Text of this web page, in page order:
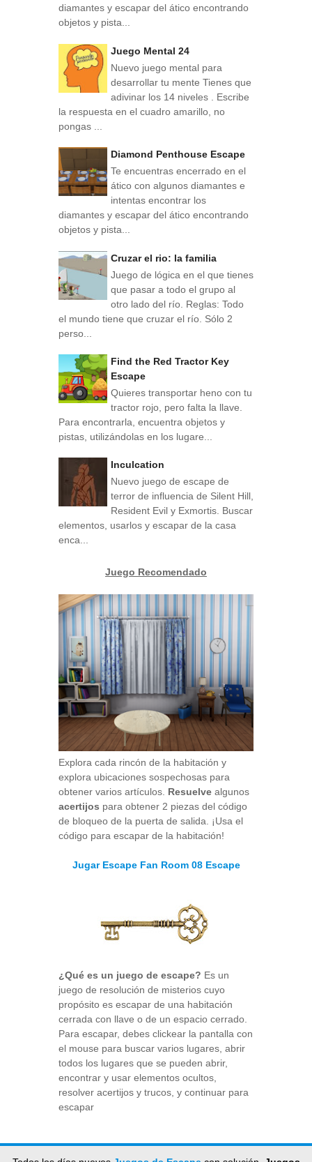
diamantes y escapar del ático encontrando
objetos y pista...
Juego Mental 24
Nuevo juego mental para
desarrollar tu mente Tienes que
adivinar los 14 niveles . Escribe
la respuesta en el cuadro amarillo, no
pongas ...
Diamond Penthouse Escape
Te encuentras encerrado en el
ático con algunos diamantes e
intentas encontrar los
diamantes y escapar del ático encontrando
objetos y pista...
Cruzar el rio: la familia
Juego de lógica en el que tienes
que pasar a todo el grupo al
otro lado del río. Reglas: Todo
el mundo tiene que cruzar el río. Sólo 2
perso...
Find the Red Tractor Key
Escape
Quieres transportar heno con tu
tractor rojo, pero falta la llave.
Para encontrarla, encuentra objetos y
pistas, utilizándolas en los lugare...
Inculcation
Nuevo juego de escape de
terror de influencia de Silent Hill,
Resident Evil y Exmortis. Buscar
elementos, usarlos y escapar de la casa
enca...
Juego Recomendado
Explora cada rincón de la habitación y
explora ubicaciones sospechosas para
obtener varios artículos. Resuelve algunos
acertijos para obtener 2 piezas del código
de bloqueo de la puerta de salida. ¡Usa el
código para escapar de la habitación!
Jugar Escape Fan Room 08 Escape
¿Qué es un juego de escape? Es un
juego de resolución de misterios cuyo
propósito es escapar de una habitación
cerrada con llave o de un espacio cerrado.
Para escapar, debes clickear la pantalla con
el mouse para buscar varios lugares, abrir
todos los lugares que se pueden abrir,
encontrar y usar elementos ocultos,
resolver acertijos y trucos, y continuar para
escapar